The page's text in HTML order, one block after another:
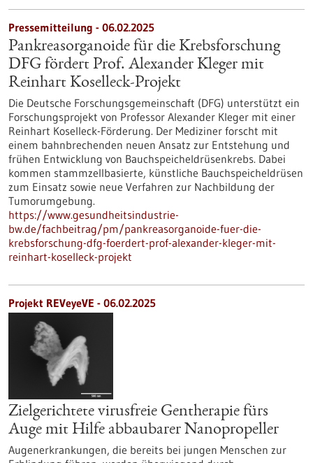
Pressemitteilung - 06.02.2025
Pankreasorganoide für die Krebsforschung
DFG fördert Prof. Alexander Kleger mit
Reinhart Koselleck-Projekt
Die Deutsche Forschungsgemeinschaft (DFG) unterstützt ein
Forschungsprojekt von Professor Alexander Kleger mit einer
Reinhart Koselleck-Förderung. Der Mediziner forscht mit
einem bahnbrechenden neuen Ansatz zur Entstehung und
frühen Entwicklung von Bauchspeicheldrüsenkrebs. Dabei
kommen stammzellbasierte, künstliche Bauchspeicheldrüsen
zum Einsatz sowie neue Verfahren zur Nachbildung der
Tumorumgebung.
https://www.gesundheitsindustrie-
bw.de/fachbeitrag/pm/pankreasorganoide-fuer-die-
krebsforschung-dfg-foerdert-prof-alexander-kleger-mit-
reinhart-koselleck-projekt
Projekt REVeyeVE - 06.02.2025
Zielgerichtete virusfreie Gentherapie fürs
Auge mit Hilfe abbaubarer Nanopropeller
Augenerkrankungen, die bereits bei jungen Menschen zur